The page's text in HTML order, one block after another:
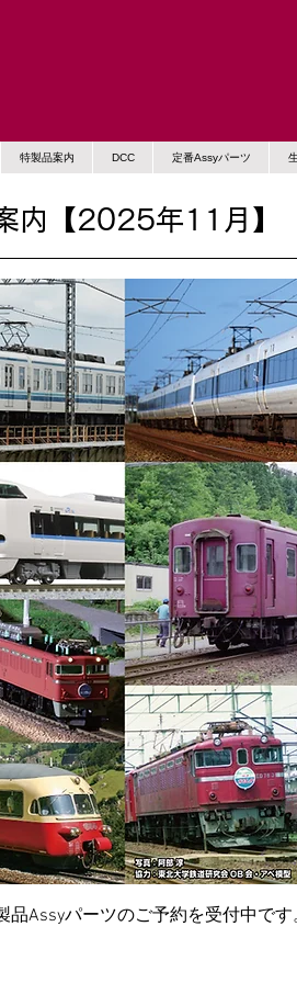
特製品案内 DCC 定番Assyパーツ
内【2025年11月】
Assyパーツのご予約を受付中です